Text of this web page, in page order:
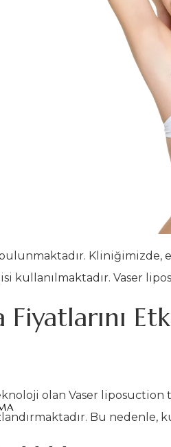
kullanılmaktadır. Vaser
Fiyatlarını
olan Vaser liposuction
Bu